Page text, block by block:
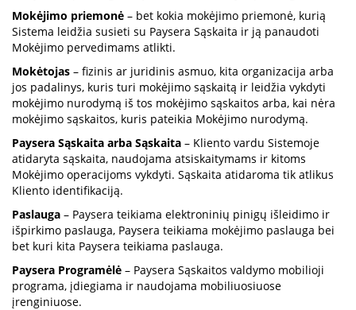
Mokėjimo priemonė – bet kokia mokėjimo priemonė, kurią
Sistema leidžia susieti su Paysera Sąskaita ir ją panaudoti
Mokėjimo pervedimams atlikti.
Mokėtojas – fizinis ar juridinis asmuo, kita organizacija arba
jos padalinys, kuris turi mokėjimo sąskaitą ir leidžia vykdyti
mokėjimo nurodymą iš tos mokėjimo sąskaitos arba, kai nėra
mokėjimo sąskaitos, kuris pateikia Mokėjimo nurodymą.
Paysera Sąskaita arba Sąskaita – Kliento vardu Sistemoje
atidaryta sąskaita, naudojama atsiskaitymams ir kitoms
Mokėjimo operacijoms vykdyti. Sąskaita atidaroma tik atlikus
Kliento identifikaciją.
Paslauga – Paysera teikiama elektroninių pinigų išleidimo ir
išpirkimo paslauga, Paysera teikiama mokėjimo paslauga bei
bet kuri kita Paysera teikiama paslauga.
Paysera Programėlė – Paysera Sąskaitos valdymo mobilioji
programa, įdiegiama ir naudojama mobiliuosiuose
įrenginiuose.